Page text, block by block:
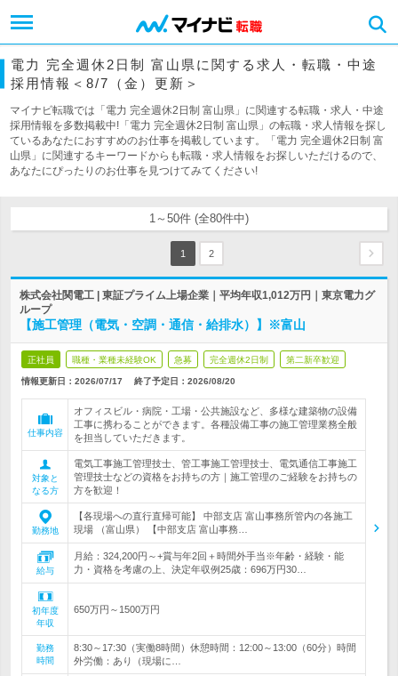
電力 完全週休2日制 富山県に関する求人・転職・中途
採用情報＜8/7（金）更新＞
マイナビ転職では「電力 完全週休2日制 富山県」に関連する転職・求人・中途
採用情報を多数掲載中!「電力 完全週休2日制 富山県」の転職・求人情報を探し
ているあなたにおすすめのお仕事を掲載しています。「電力 完全週休2日制 富
山県」に関連するキーワードからも転職・求人情報をお探しいただけるので、
あなたにぴったりのお仕事を見つけてみてください!
1～50件 (全80件中)
1 2
株式会社関電工 | 東証プライム上場企業｜平均年収1,012万円｜東京電力グ
ループ
【施工管理（電気・空調・通信・給排水）】※富山
正社員 職種・業種未経験OK 急募 完全週休2日制 第二新卒歓迎
情報更新日：2026/07/17 終了予定日： 2026/08/20
仕事内容
オフィスビル・病院・工場・公共施設など、多様な建築物の設備
工事に携わることができます。各種設備工事の施工管理業務全般
を担当していただきます。
対象と
なる方
電気工事施工管理技士、管工事施工管理技士、電気通信工事施工
管理技士などの資格をお持ちの方｜施工管理のご経験をお持ちの
方を歓迎！
勤務地
【各現場への直行直帰可能】 中部支店 富山事務所管内の各施工
現場 （富山県） 【中部支店 富山事務…
給与
月給：324,200円～+賞与年2回＋時間外手当※年齢・経験・能
力・資格を考慮の上、決定年収例25歳：696万円30…
初年度
年収
650万円～1500万円
勤務
時間
8:30～17:30（実働8時間）休憩時間：12:00～13:00（60分）時間
外労働：あり（現場に…